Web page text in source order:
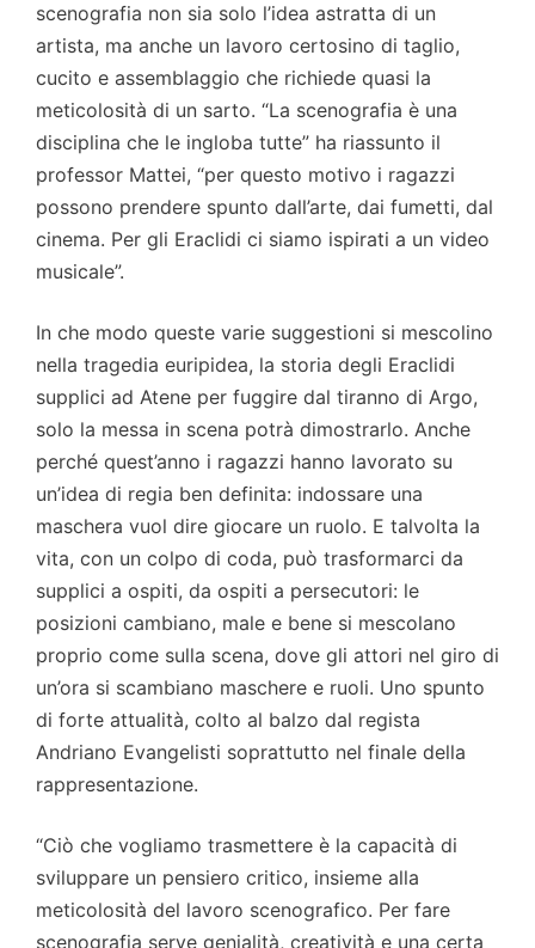
scenografia non sia solo l’idea astratta di un
artista, ma anche un lavoro certosino di taglio,
cucito e assemblaggio che richiede quasi la
meticolosità di un sarto. “La scenografia è una
disciplina che le ingloba tutte” ha riassunto il
professor Mattei, “per questo motivo i ragazzi
possono prendere spunto dall’arte, dai fumetti, dal
cinema. Per gli Eraclidi ci siamo ispirati a un video
musicale”.
In che modo queste varie suggestioni si mescolino
nella tragedia euripidea, la storia degli Eraclidi
supplici ad Atene per fuggire dal tiranno di Argo,
solo la messa in scena potrà dimostrarlo. Anche
perché quest’anno i ragazzi hanno lavorato su
un’idea di regia ben definita: indossare una
maschera vuol dire giocare un ruolo. E talvolta la
vita, con un colpo di coda, può trasformarci da
supplici a ospiti, da ospiti a persecutori: le
posizioni cambiano, male e bene si mescolano
proprio come sulla scena, dove gli attori nel giro di
un’ora si scambiano maschere e ruoli. Uno spunto
di forte attualità, colto al balzo dal regista
Andriano Evangelisti soprattutto nel finale della
rappresentazione.
“Ciò che vogliamo trasmettere è la capacità di
sviluppare un pensiero critico, insieme alla
meticolosità del lavoro scenografico. Per fare
scenografia serve genialità, creatività e una certa